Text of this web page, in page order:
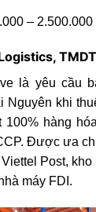
– 2.500.000
TMDT
là yêu cầu
Nguyên khi
100% hàng
Được ưa
Post,
máy FDI.